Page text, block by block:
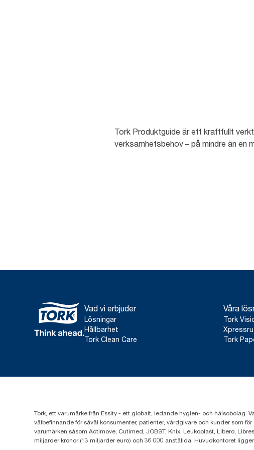
Tork Produktguide är ett kraftfullt
verksamhetsbehov – på mindre än en
Vad vi erbjuder
Lösningar
Hållbarhet
Tork Clean Care
Våra
Tork
Tork
Tork, ett varumärke från Essity - ett globalt, ledande hygien- och hälsobolag.
välbefinnande för såväl konsumenter, patienter, vårdgivare och kunder som
varumärken såsom Actimove, Cutimed, JOBST, Knix, Leukoplast, Libero,
miljarder kronor (13 miljarder euro) och 36 000 anställda. Huvudkontoret